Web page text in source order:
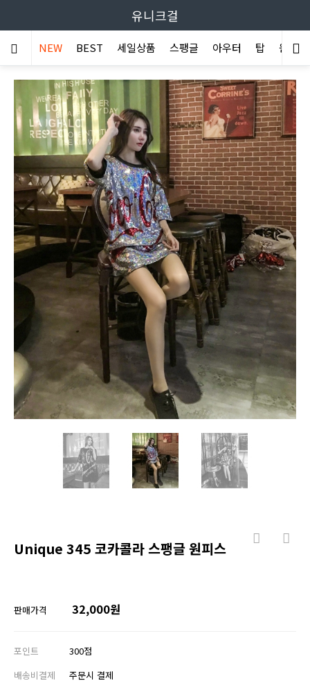
유니크걸
NEW BEST 세일상품 스팽글 아우터 탑 원피스
Unique 345 코카콜라 스팽글 원피스
판매가격 32,000원
포인트
300점
배송비결제
주문시 결제